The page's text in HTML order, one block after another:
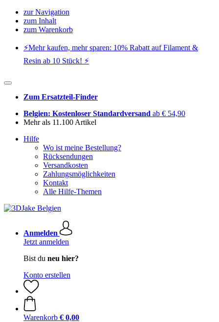
zur Navigation
zum Inhalt
zum Warenkorb
⚡️Mehr kaufen, mehr sparen: 10% Rabatt auf Filament &
Resin ab 10 Stück! ⚡️
Zum Ersatzteil-Finder
Belgien: Kostenloser Standardversand ab € 54,90
Mehr als 11.100 Artikel
Hilfe
Wo ist meine Bestellung?
Rücksendungen
Versandkosten
Zahlungsmöglichkeiten
Kontakt
Alle Hilfe-Themen
Anmelden
Jetzt anmelden
Bist du neu hier?
Konto erstellen
Warenkorb € 0,00